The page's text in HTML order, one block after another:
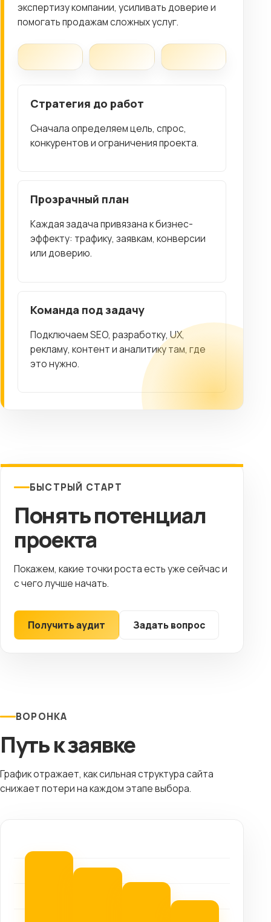
экспертизу компании, усиливать доверие и
помогать продажам сложных услуг.
Стратегия до работ
Сначала определяем цель, спрос,
конкурентов и ограничения проекта.
Прозрачный план
Каждая задача привязана к бизнес-
эффекту: трафику, заявкам, конверсии
или доверию.
Команда под задачу
Подключаем SEO, разработку, UX,
рекламу, контент и аналитику там, где
это нужно.
БЫСТРЫЙ СТАРТ
Понять потенциал
проекта
Покажем, какие точки роста есть уже сейчас и
с чего лучше начать.
Получить аудит Задать вопрос
ВОРОНКА
Путь к заявке
График отражает, как сильная структура сайта
снижает потери на каждом этапе выбора.